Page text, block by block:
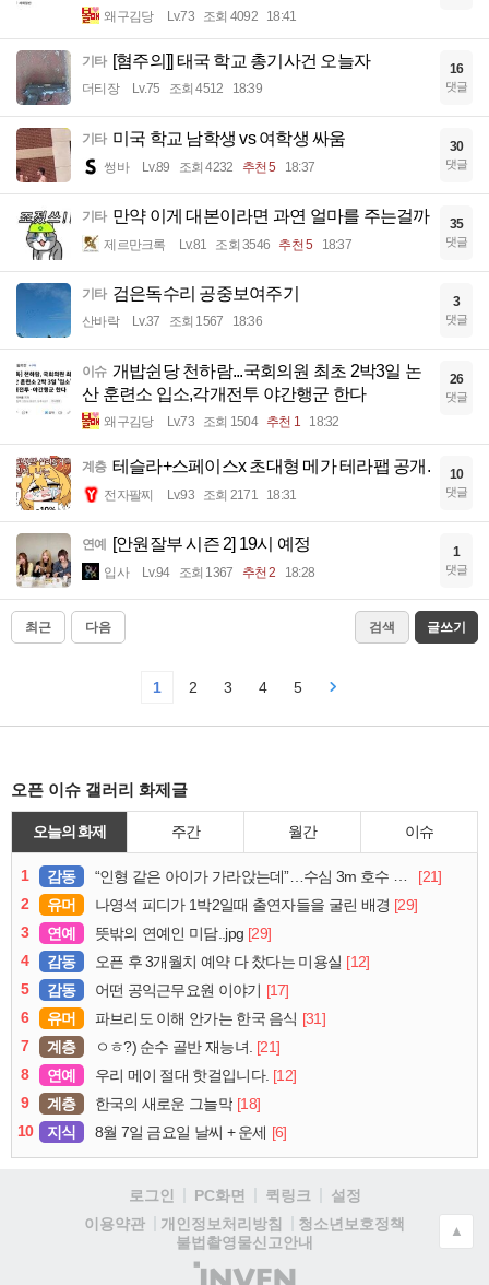
왜구김당 Lv.73 조회 4092 18:41
기타 [혐주의]] 태국 학교 총기사건 오늘자
더티장 Lv.75 조회 4512 18:39
16
댓글
기타 미국 학교 남학생 vs 여학생 싸움
썽바 Lv.89 조회 4232 추천 5 18:37
30
댓글
기타 만약 이게 대본이라면 과연 얼마를 주는걸까
제르만크록 Lv.81 조회 3546 추천 5 18:37
35
댓글
기타 검은독수리 공중보여주기
산바락 Lv.37 조회 1567 18:36
3
댓글
이슈 개밥쉰당 천하람...국회의원 최초 2박3일 논
산 훈련소 입소,각개전투 야간행군 한다
왜구김당 Lv.73 조회 1504 추천 1 18:32
26
댓글
계층 테슬라+스페이스x 초대형 메가 테라팹 공개.
전자팔찌 Lv.93 조회 2171 18:31
10
댓글
연예 [안원잘부 시즌 2] 19시 예정
입사 Lv.94 조회 1367 추천 2 18:28
1
댓글
최근 다음 검색 글쓰기
1 2 3 4 5
오픈 이슈 갤러리 화제글
오늘의 화제 주간 월간 이슈
1 감동 “인형 같은 아이가 가라앉는데”…수심 3m 호수 뛰어든 60대 의인
[21]
2
유머 나영석 피디가 1박2일때 출연자들을 굴린 배경 [29]
3
연예 뜻밖의 연예인 미담..jpg [29]
4
감동 오픈 후 3개월치 예약 다 찼다는 미용실 [12]
5
감동 어떤 공익근무요원 이야기 [17]
6
유머 파브리도 이해 안가는 한국 음식 [31]
7
계층 ㅇㅎ?) 순수 골반 재능녀. [21]
8
연예 우리 메이 절대 핫걸입니다. [12]
9
계층 한국의 새로운 그늘막 [18]
10
지식 8월 7일 금요일 날씨 + 운세 [6]
로그인 PC화면 퀵링크
설정
이용약관
개인정보처리방침
청소년보호정책
불법촬영물신고안내
(주)
▲